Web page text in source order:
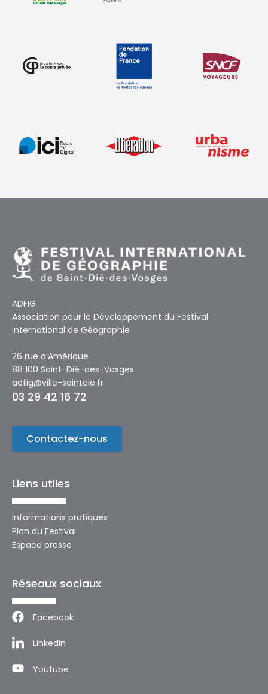
ADFIG
Association pour le Développement du Festival
International de Géographie
26 rue d’Amérique
88 100 Saint-Dié-des-Vosges
adfig@ville-saintdie.fr
03 29 42 16 72
Contactez-nous
Liens utiles
Informations pratiques
Plan du Festival
Espace presse
Réseaux sociaux
Facebook
LinkedIn
Youtube